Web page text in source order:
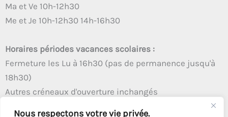
Nous respectons votre vie privée.
Ma et Ve 10h-12h30
Me et Je 10h-12h30 14h-16h30
Horaires périodes vacances scolaires :
Fermeture les Lu à 16h30 (pas de permanence jusqu'à
18h30)
Autres créneaux d'ouverture inchangés